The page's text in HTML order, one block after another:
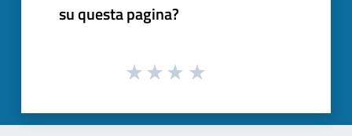
su questa pagina?